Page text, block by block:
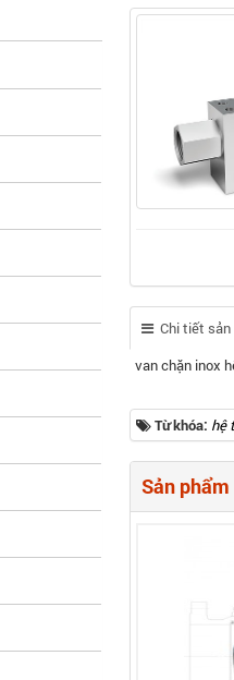
Chi tiết sản
van chặn inox
Từ khóa: hệ
Sản